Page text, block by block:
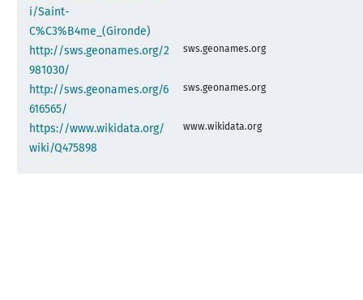
i/Saint-
C%C3%B4me_(Gironde)
http://sws.geonames.org/2
981030/
sws.geonames.org
http://sws.geonames.org/6
616565/
sws.geonames.org
https://www.wikidata.org/
wiki/Q475898
www.wikidata.org